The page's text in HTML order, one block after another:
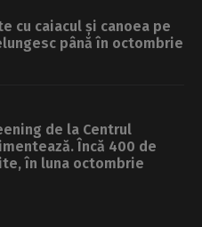
cu caiacul și canoea pe
până în octombrie
de la Centrul
Încă 400 de
în luna octombrie